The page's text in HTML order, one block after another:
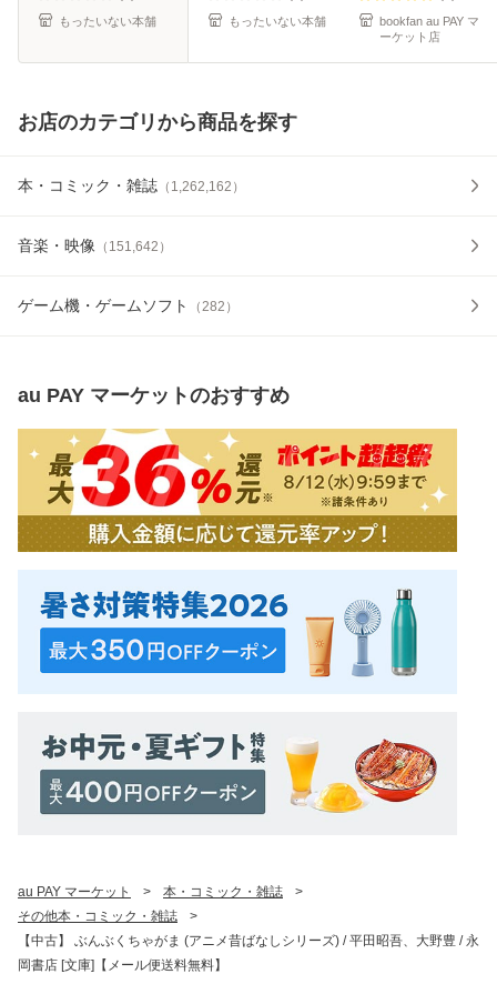
もったいない本舗 もったいない本舗
bookfan au PAY マ
ーケット店
お店のカテゴリから商品を探す
本・コミック・雑誌 （ 1,262,162 ）
音楽・映像 （ 151,642 ）
ゲーム機・ゲームソフト （282 ）
au PAY マーケットのおすすめ
au PAY マーケット > 本・コミック・雑誌
>
その他本・コミック・雑誌
>
【中古】 ぶんぶくちゃがま (アニメ昔ばなしシリーズ) / 平田昭吾、大野豊 / 永
岡書店 [文庫]【メール便送料無料】